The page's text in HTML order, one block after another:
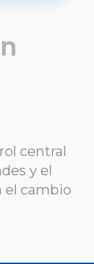
central
y el
el cambio